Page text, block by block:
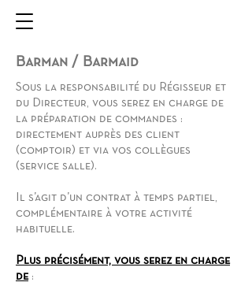
Barman / Barmaid
Sous la responsabilité du Régisseur et
du Directeur, vous serez en charge de
la préparation de commandes :
directement auprès des client
(comptoir) et via vos collègues
(service salle).
Il s’agit d’un contrat à temps partiel,
complémentaire à votre activité
habituelle.
Plus précisément, vous serez en charge
de: